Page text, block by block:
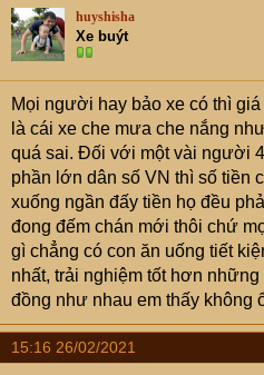
huyshisha
Xe buýt
Mọi người hay bảo xe có thì
là cái xe che mưa che nắng
quá sai. Đối với một vài người
phần lớn dân số VN thì số tiền
xuống ngần đấy tiền họ đều
đong đếm chán mới thôi chứ
gì chẳng có con ăn uống tiết
nhất, trải nghiệm tốt hơn
đồng như nhau em thấy không
15:16 26/02/2021